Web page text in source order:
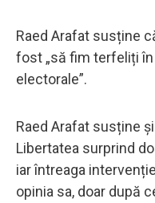
Raed Arafat susține
fost „să fim terfeliți
electorale”.
Raed Arafat susține
Libertatea surprind
iar întreaga
opinia sa, doar după